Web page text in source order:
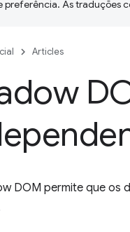
preferência. As traduções
Articles
DOM permite que os